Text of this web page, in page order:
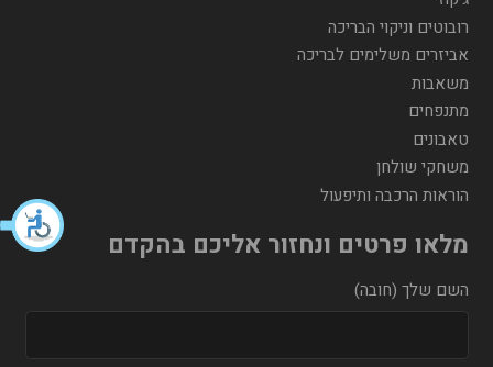
רובוטים וניקוי הבריכה
אביזרים משלימים לבריכה
משאבות
מתנפחים
טאבונים
משחקי שולחן
הוראות הרכבה ותיפעול
מלאו פרטים ונחזור אליכם בהקדם
השם שלך (חובה)